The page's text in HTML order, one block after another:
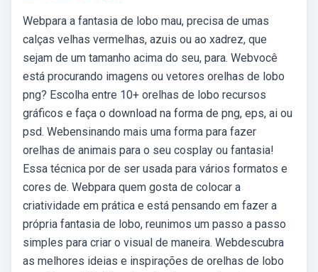
Webpara a fantasia de lobo mau, precisa de umas
calças velhas vermelhas, azuis ou ao xadrez, que
sejam de um tamanho acima do seu, para. Webvocê
está procurando imagens ou vetores orelhas de lobo
png? Escolha entre 10+ orelhas de lobo recursos
gráficos e faça o download na forma de png, eps, ai ou
psd. Webensinando mais uma forma para fazer
orelhas de animais para o seu cosplay ou fantasia!
Essa técnica por de ser usada para vários formatos e
cores de. Webpara quem gosta de colocar a
criatividade em prática e está pensando em fazer a
própria fantasia de lobo, reunimos um passo a passo
simples para criar o visual de maneira. Webdescubra
as melhores ideias e inspirações de orelhas de lobo